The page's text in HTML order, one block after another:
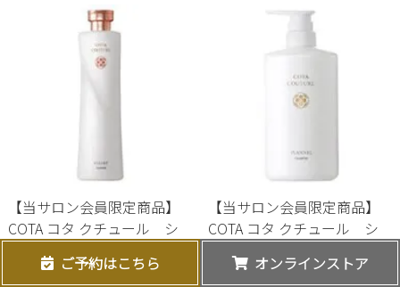
【当サロン会員限定商品】
COTA コタ クチュール シ
※会員登録をご希望の方
【当サロン会員限定商品】
COTA コタ クチュール シ
※会員登録をご希望の方
ご予約はこちら オンラインストア